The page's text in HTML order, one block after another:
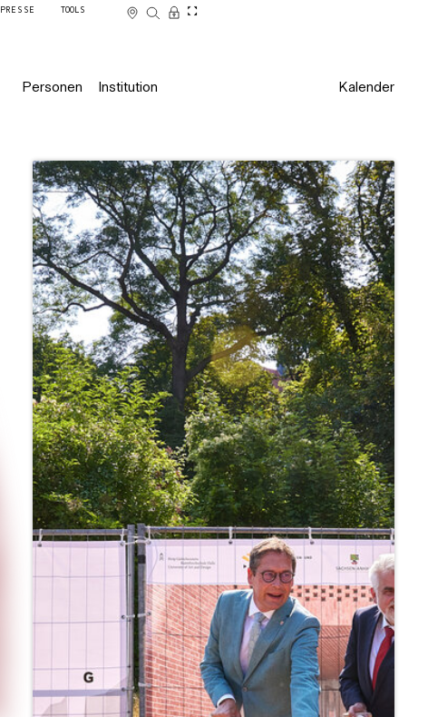
PRESSE TOOLS
Personen Institution Kalender